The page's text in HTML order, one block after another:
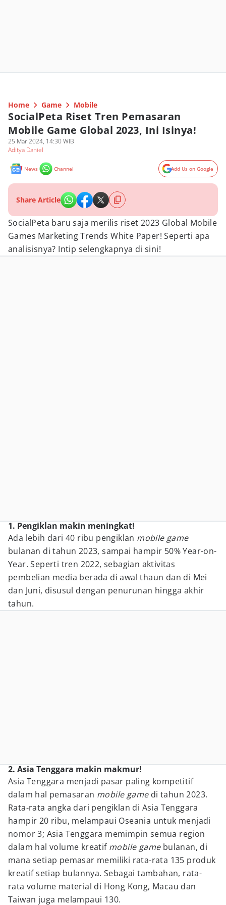
Home Game Mobile
SocialPeta Riset Tren Pemasaran
Mobile Game Global 2023, Ini Isinya!
25 Mar 2024, 14:30 WIB
Aditya Daniel
News Channel Add Us on Google
Share Article
SocialPeta baru saja merilis riset 2023 Global Mobile
Games Marketing Trends White Paper! Seperti apa
analisisnya? Intip selengkapnya di sini!
1. Pengiklan makin meningkat!
Ada lebih dari 40 ribu pengiklan mobile game
bulanan di tahun 2023, sampai hampir 50% Year-on-
Year. Seperti tren 2022, sebagian aktivitas
pembelian media berada di awal thaun dan di Mei
dan Juni, disusul dengan penurunan hingga akhir
tahun.
2. Asia Tenggara makin makmur!
Asia Tenggara menjadi pasar paling kompetitif
dalam hal pemasaran mobile gamedi tahun 2023.
Rata-rata angka dari pengiklan di Asia Tenggara
hampir 20 ribu, melampaui Oseania untuk menjadi
nomor 3; Asia Tenggara memimpin semua region
dalam hal volume kreatif mobile game bulanan, di
mana setiap pemasar memiliki rata-rata 135 produk
kreatif setiap bulannya. Sebagai tambahan, rata-
rata volume material di Hong Kong, Macau dan
Taiwan juga melampaui 130.